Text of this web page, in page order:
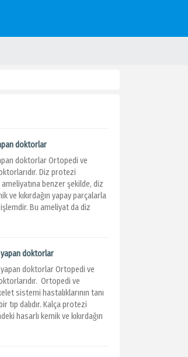
doktorlar
doktorlar Ortopedi ve
Diz protezi
benzer şekilde, diz
ve kıkırdağın yapay parçalarla
Bu ameliyat da diz
doktorlar
doktorlar Ortopedi ve
Ortopedi ve
sistemi hastalıklarının tanı
tıp dalıdır. Kalça protezi
hasarlı kemik ve kıkırdağın